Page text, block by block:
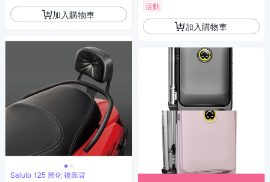
加入購物車
Saluto 125 黑化 後靠背
活動
加入購物車